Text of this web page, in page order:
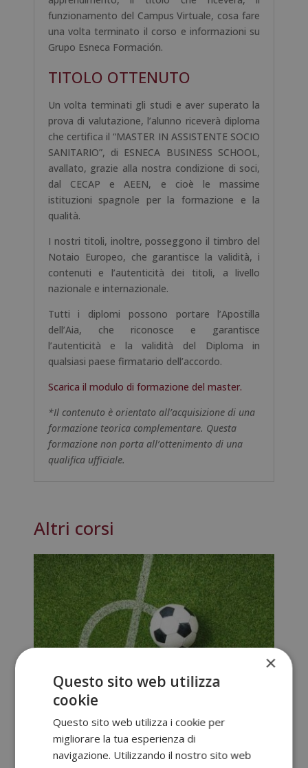
funzionamento del Campus Virtuale, cosa fare
una volta terminato il corso e informazioni su
Grupo Esneca Formación.
TITOLO OTTENUTO
Un volta terminati gli studi e aver superato la
prova di valutazione, l’alunno riceverà diploma
che certifica il “MASTER IN ASSISTENTE SOCIO
SANITARIO”, di ESNECA BUSINESS SCHOOL,
avallato, grazie alla nostra condizione di soci,
dal CECAP e AEEN, e cioè le massime
istituzioni spagnole per la formazione e la
qualità.
I nostri titoli, inoltre, posseggono il timbro del
Notaio Europeo, che garantisce la validità, i
contenuti e l’autenticità dei titoli, a livello
nazionale e internazionale.
Tutti i diplomi possono portare l’Apostilla
dell’Aia, che riconosce e garantisce
l’autenticità e la validità del Diploma in
qualsiasi paese firmatario dell’accordo.
Scarica il modulo di formazione del master.
*Il contenuto è orientato all’acquisizione di una
formazione teorica complementare. Questa
formazione non porta all’ottenimento di una
qualifica ufficiale.
Altri corsi
Master In Scouting Nel Calcio – Diploma
Certificato Da Un Notaio Europeo
×
Questo sito web utilizza
cookie
Questo sito web utilizza i cookie per
migliorare la tua esperienza di
navigazione. Utilizzando il nostro sito web